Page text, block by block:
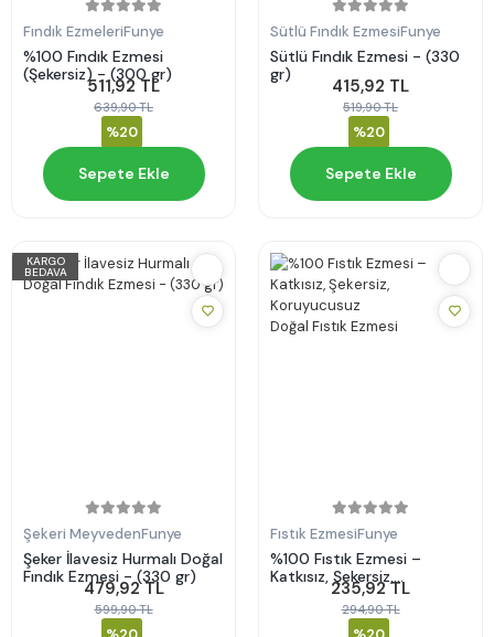
Fındık EzmeleriFunye
%100 Fındık Ezmesi
(Şekersiz) - (300 gr)
%20
639,90 TL
511,92 TL
Sepete Ekle
Sütlü Fındık EzmesiFunye
Sütlü Fındık Ezmesi - (330
gr)
%20
519,90 TL
415,92 TL
Sepete Ekle
KARGO
BEDAVA
Şekeri MeyvedenFunye
Şeker İlavesiz Hurmalı Doğal
Fındık Ezmesi - (330 gr)
599,90 TL
479,92 TL
Fıstık EzmesiFunye
%100 Fıstık Ezmesi –
Katkısız, Şekersiz,
Koruyucusuz
Doğal Fıstık Ezmesi
294,90 TL
235,92 TL